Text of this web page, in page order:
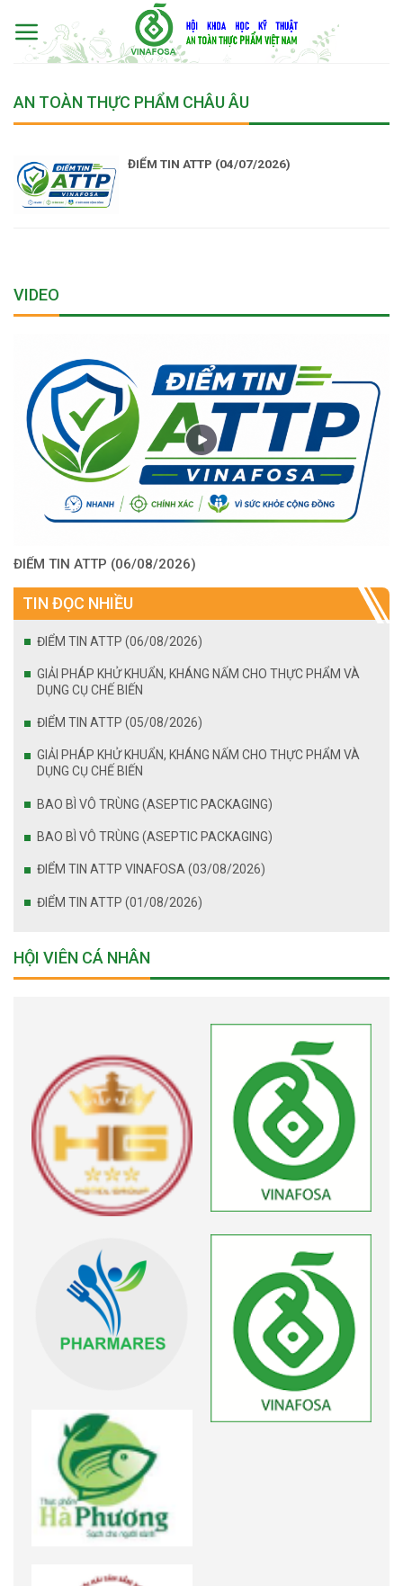
content
AN TOÀN THỰC PHẨM CHÂU ÂU
ĐIỂM TIN ATTP (04/07/2026)
VIDEO
ĐIỂM TIN ATTP (06/08/2026)
TIN ĐỌC NHIỀU
ĐIỂM TIN ATTP (06/08/2026)
GIẢI PHÁP KHỬ KHUẨN, KHÁNG NẤM CHO THỰC PHẨM VÀ
DỤNG CỤ CHẾ BIẾN
ĐIỂM TIN ATTP (05/08/2026)
GIẢI PHÁP KHỬ KHUẨN, KHÁNG NẤM CHO THỰC PHẨM VÀ
DỤNG CỤ CHẾ BIẾN
BAO BÌ VÔ TRÙNG (ASEPTIC PACKAGING)
BAO BÌ VÔ TRÙNG (ASEPTIC PACKAGING)
ĐIỂM TIN ATTP VINAFOSA (03/08/2026)
ĐIỂM TIN ATTP (01/08/2026)
HỘI VIÊN CÁ NHÂN